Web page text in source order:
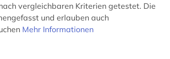
vergleichbaren Kriterien getestet. Die
und erlauben auch
Mehr Informationen